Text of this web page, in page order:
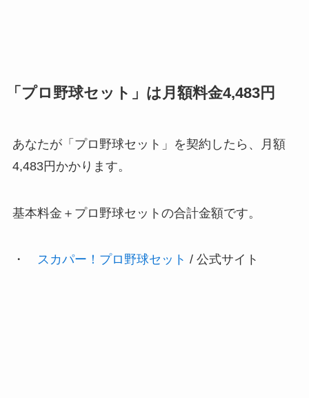
「プロ野球セット」は月額料金4,483円
あなたが「プロ野球セット」を契約したら、月額
4,483円かかります。
基本料金＋プロ野球セットの合計金額です。
・ スカパー！プロ野球セット / 公式サイト